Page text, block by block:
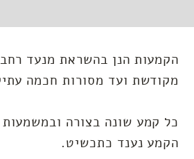
הקמעות הנן בהשראת מנעד
מקודשת ועד מסורות חכמה
כל קמע שונה בצורה ובמשמעות
הקמע נענד כתכשיט.